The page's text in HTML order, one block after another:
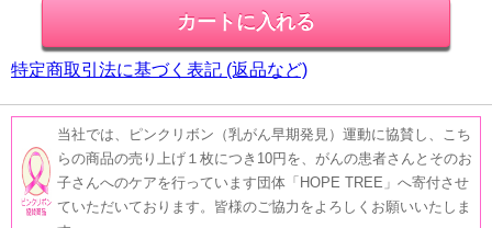
特定商取引法に基づく表記 (返品など)
当社では、ピンクリボン（乳がん早期発見）運動に協賛し、こち
らの商品の売り上げ１枚につき10円を、がんの患者さんとそのお
子さんへのケアを行っています団体「HOPE TREE」へ寄付させ
ていただいております。皆様のご協力をよろしくお願いいたしま